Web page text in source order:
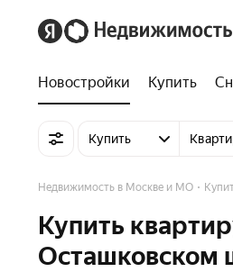
Новостройки Купить
Купить
Недвижимость в Москве и МО
Купить
Осташковском